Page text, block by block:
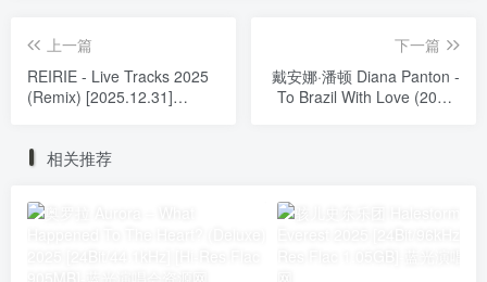
上一篇
REIRIE - Live Tracks 2025
(Remix) [2025.12.31]
下一篇
戴安娜·潘顿 Diana Panton -
To Brazil With Love (2011-
相关推荐